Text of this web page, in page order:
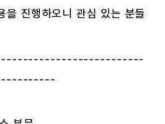
을 진행하오니 관심 있는 분들